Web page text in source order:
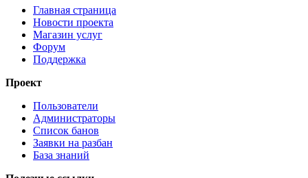
Главная страница
Новости проекта
Магазин услуг
Форум
Поддержка
Проект
Пользователи
Администраторы
Список банов
Заявки на разбан
База знаний